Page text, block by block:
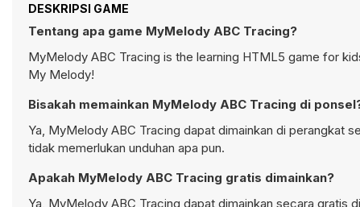
DESKRIPSI GAME
Tentang apa game MyMelody ABC Tracing?
MyMelody ABC Tracing is the learning HTML5 game for
My Melody!
Bisakah memainkan MyMelody ABC Tracing di
Ya, MyMelody ABC Tracing dapat dimainkan di perangkat
tidak memerlukan unduhan apa pun.
Apakah MyMelody ABC Tracing gratis dimainkan?
Ya, MyMelody ABC Tracing dapat dimainkan secara gratis